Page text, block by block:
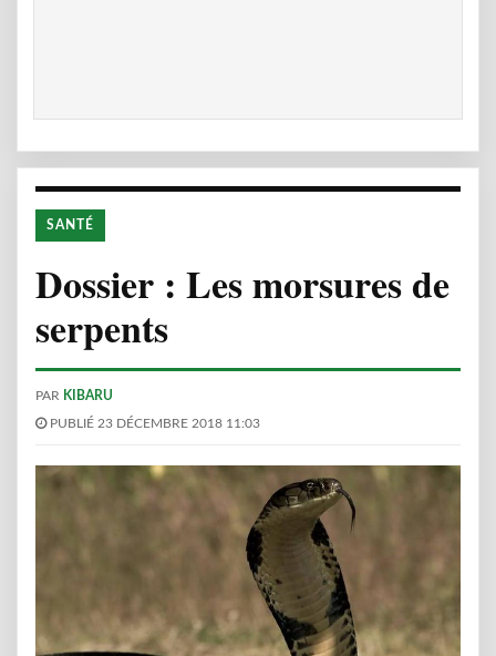
SANTÉ
Dossier : Les morsures de
serpents
PAR KIBARU
PUBLIÉ 23 DÉCEMBRE 2018 11:03